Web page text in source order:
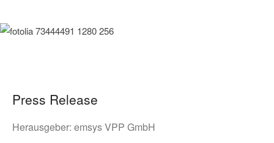
Press Release
Herausgeber: emsys VPP GmbH